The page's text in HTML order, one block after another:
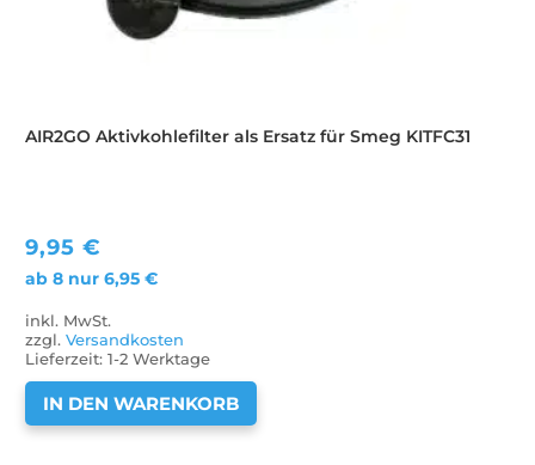
AIR2GO Aktivkohlefilter als Ersatz für Smeg KITFC31
9,95€
ab 8 nur6,95€
inkl. MwSt.
zzgl.Versandkosten
Lieferzeit:1-2 Werktage
IN DEN WARENKORB